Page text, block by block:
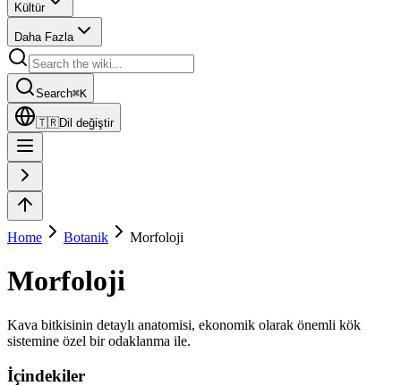
Kültür
Daha Fazla
Search⌘K
🇹🇷Dil değiştir
Home Botanik Morfoloji
Morfoloji
Kava bitkisinin detaylı anatomisi, ekonomik olarak önemli kök
sistemine özel bir odaklanma ile.
İçindekiler